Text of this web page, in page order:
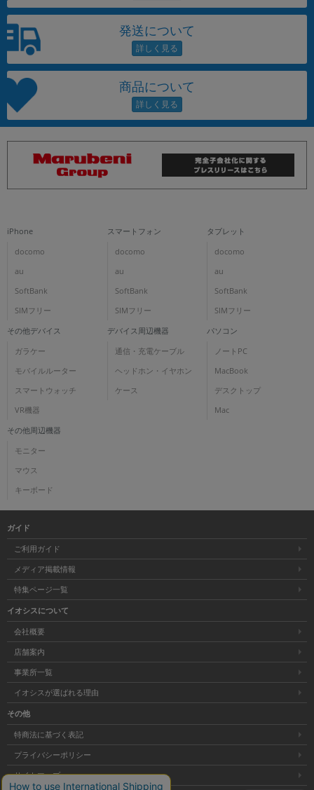
発送について
商品について
iPhone
docomo
au
SoftBank
SIMフリー
スマートフォン
docomo
au
SoftBank
SIMフリー
タブレット
docomo
au
SoftBank
SIMフリー
その他デバイス
ガラケー
モバイルルーター
スマートウォッチ
VR機器
デバイス周辺機器
通信・充電ケーブル
ヘッドホン・イヤホン
ケース
パソコン
ノートPC
MacBook
デスクトップ
Mac
その他周辺機器
モニター
マウス
キーボード
ガイド
ご利用ガイド
メディア掲載情報
特集ページ一覧
イオシスについて
会社概要
店舗案内
事業所一覧
イオシスが選ばれる理由
その他
特商法に基づく表記
プライバシーポリシー
サイトマップ